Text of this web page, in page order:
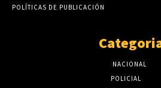
POLÍTICAS DE PUBLICACIÓN
NACIONAL
POLICIAL